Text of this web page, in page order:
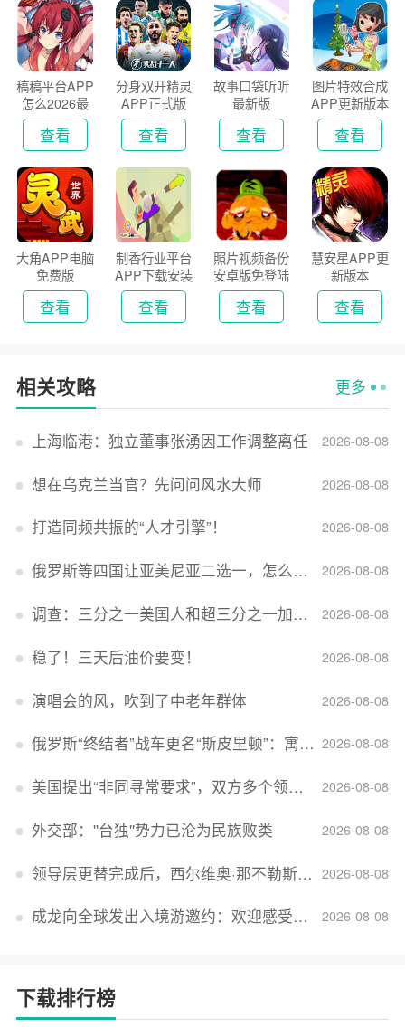
稿稿平台APP
怎么2026最
新版
查看
分身双开精灵
APP正式版
查看
故事口袋听听
最新版
查看
图片特效合成
APP更新版本
2026
查看
大角APP电脑
免费版
查看
制香行业平台
APP下载安装
2026
查看
照片视频备份
安卓版免登陆
版
查看
慧安星APP更
新版本
查看
相关攻略 更多
2026-08-08
上海临港：独立董事张湧因工作调整离任
2026-08-08
想在乌克兰当官？先问问风水大师
2026-08-08
打造同频共振的“人才引擎”！
2026-08-08
俄罗斯等四国让亚美尼亚二选一，怎么回事？
2026-08-08
调查：三分之一美国人和超三分之一加拿大人感到经济压力
2026-08-08
稳了！三天后油价要变！
2026-08-08
演唱会的风，吹到了中老年群体
2026-08-08
俄罗斯“终结者”战车更名“斯皮里顿”：寓意强大可靠，彰显俄精神力量
2026-08-08
美国提出“非同寻常要求”，双方多个领域分歧依旧，印美贸易谈判进入“关键阶段”
2026-08-08
外交部：''台独''势力已沦为民族败类
2026-08-08
领导层更替完成后，西尔维奥·那不勒斯出任Lucid首席执行官
2026-08-08
成龙向全球发出入境游邀约：欢迎感受无滤镜的真实中国
下载排行榜